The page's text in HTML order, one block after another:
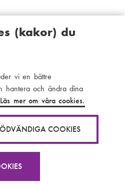
(kakor) du
vi en bättre
hantera och ändra dina
Läs mer om våra cookies.
COOKIES
Kakor Dataskydd